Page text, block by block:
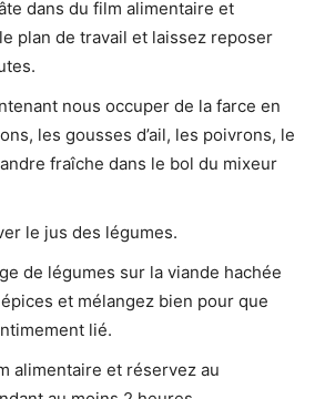
dans du film alimentaire et
plan de travail et laissez reposer
nous occuper de la farce en
les gousses d’ail, les poivrons, le
fraîche dans le bol du mixeur
le jus des légumes.
de légumes sur la viande hachée
et mélangez bien pour que
lié.
alimentaire et réservez au